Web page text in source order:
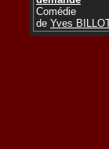
Comédie
de Yves